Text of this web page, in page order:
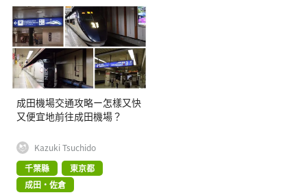
成田機場交通攻略ー怎樣又快
又便宜地前往成田機場？
Kazuki Tsuchido
千葉縣
東京都
成田・佐倉